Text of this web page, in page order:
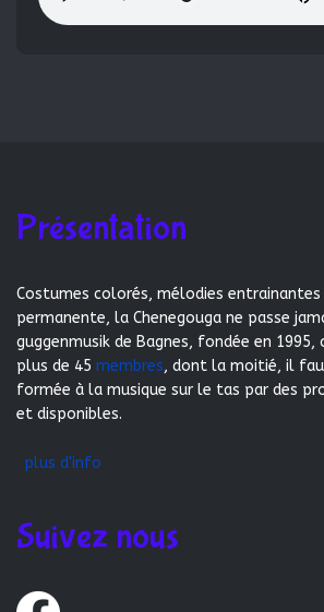
Présentation
Costumes colorés, mélodies
permanente, la Chenegouga ne passe
guggenmusik de Bagnes, fondée en 1995,
plus de 45 membres, dont la moitié, il
formée à la musique sur le tas par des
et disponibles.
plus d'info
Suivez nous